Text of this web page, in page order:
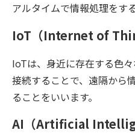
アルタイムで情報処理をす
IoT（Internet of
IoTは、身近に存在する色
接続することで、遠隔から
ることをいいます。
AI（Artificial